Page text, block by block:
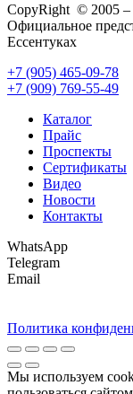
CopyRight © 2005 –
Официальное
Ессентуках
+7 (905) 465-09-78
+7 (909) 769-55-49
Каталог
Прайс
Проспекты
Сертификаты
Видео
Новости
Контакты
WhatsApp
Telegram
Email
Политика
Мы используем